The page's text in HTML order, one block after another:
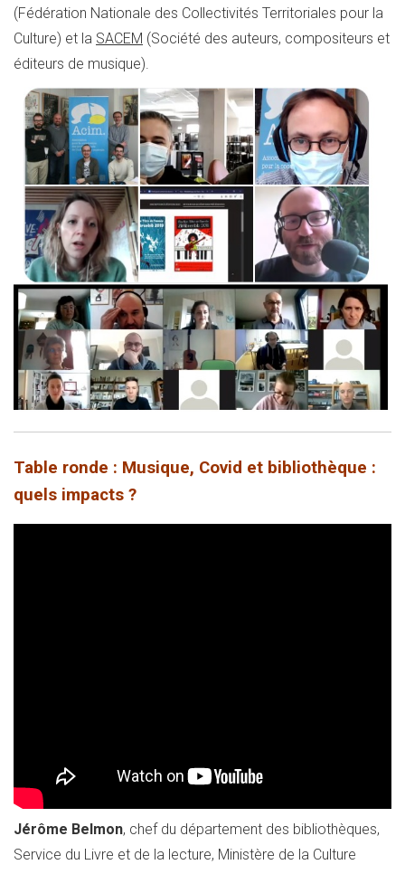
(Fédération Nationale des Collectivités Territoriales pour la
Culture) et la SACEM (Société des auteurs, compositeurs et
éditeurs de musique).
Table ronde : Musique, Covid et bibliothèque :
quels impacts ?
Jérôme Belmon, chef du département des bibliothèques,
Service du Livre et de la lecture, Ministère de la Culture